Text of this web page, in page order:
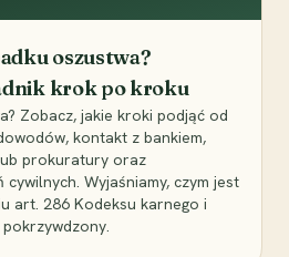
oszustwa?
krok po kroku
Zobacz, jakie kroki podjąć od
kontakt z bankiem,
prokuratury oraz
Wyjaśniamy, czym jest
art. 286 Kodeksu karnego i